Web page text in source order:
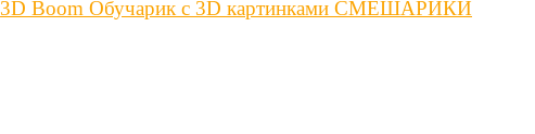
3D Boom Обучарик с 3D картинками СМЕШАРИКИ